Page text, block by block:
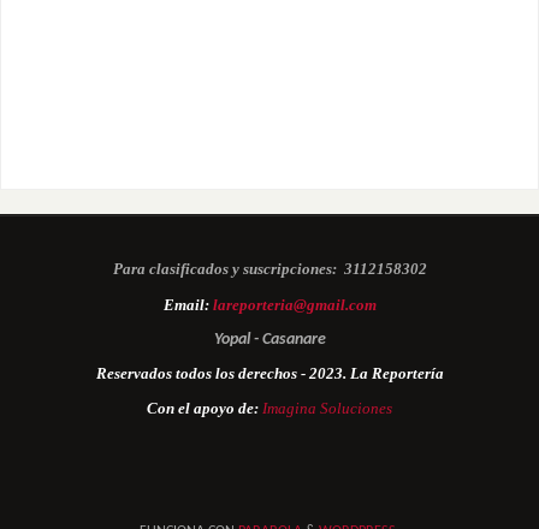
Para clasificados y suscripciones: 3112158302
Email: lareporteria@gmail.com
Yopal - Casanare
Reservados todos los derechos - 2023. La Reportería
Con el apoyo de: Imagina Soluciones